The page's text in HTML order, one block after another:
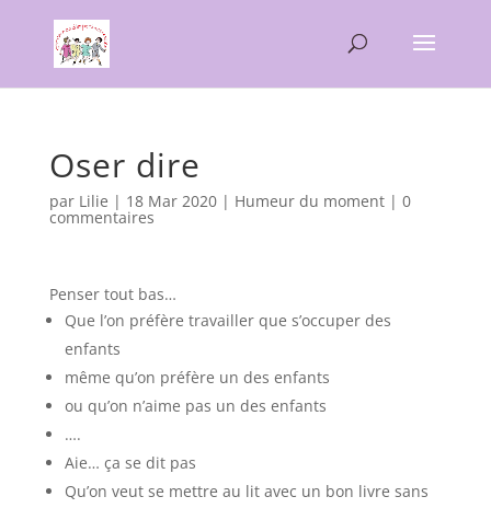
Oser dire
par Lilie | 18 Mar 2020| Humeur du moment| 0
commentaires
Penser tout bas…
Que l’on préfère travailler que s’occuper des
enfants
même qu’on préfère un des enfants
ou qu’on n’aime pas un des enfants
….
Aie… ça se dit pas
Qu’on veut se mettre au lit avec un bon livre sans